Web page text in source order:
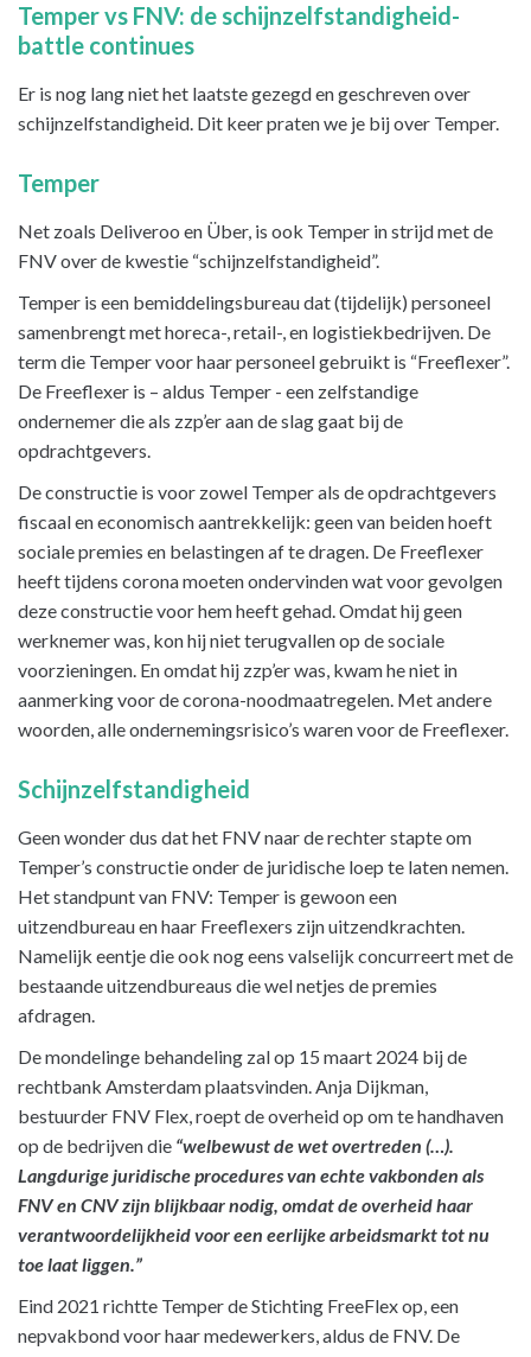
Temper vs FNV: de schijnzelfstandigheid-
battle continues
Er is nog lang niet het laatste gezegd en geschreven over
schijnzelfstandigheid. Dit keer praten we je bij over Temper.
Temper
Net zoals Deliveroo en Über, is ook Temper in strijd met de
FNV over de kwestie “schijnzelfstandigheid”.
Temper is een bemiddelingsbureau dat (tijdelijk) personeel
samenbrengt met horeca-, retail-, en logistiekbedrijven. De
term die Temper voor haar personeel gebruikt is “Freeflexer”.
De Freeflexer is – aldus Temper - een zelfstandige
ondernemer die als zzp’er aan de slag gaat bij de
opdrachtgevers.
De constructie is voor zowel Temper als de opdrachtgevers
fiscaal en economisch aantrekkelijk: geen van beiden hoeft
sociale premies en belastingen af te dragen. De Freeflexer
heeft tijdens corona moeten ondervinden wat voor gevolgen
deze constructie voor hem heeft gehad. Omdat hij geen
werknemer was, kon hij niet terugvallen op de sociale
voorzieningen. En omdat hij zzp’er was, kwam he niet in
aanmerking voor de corona-noodmaatregelen. Met andere
woorden, alle ondernemingsrisico’s waren voor de Freeflexer.
Schijnzelfstandigheid
Geen wonder dus dat het FNV naar de rechter stapte om
Temper’s constructie onder de juridische loep te laten nemen.
Het standpunt van FNV: Temper is gewoon een
uitzendbureau en haar Freeflexers zijn uitzendkrachten.
Namelijk eentje die ook nog eens valselijk concurreert met de
bestaande uitzendbureaus die wel netjes de premies
afdragen.
De mondelinge behandeling zal op 15 maart 2024 bij de
rechtbank Amsterdam plaatsvinden. Anja Dijkman,
bestuurder FNV Flex, roept de overheid op om te handhaven
op de bedrijven die “welbewust de wet overtreden (…).
Langdurige juridische procedures van echte vakbonden als
FNV en CNV zijn blijkbaar nodig, omdat de overheid haar
verantwoordelijkheid voor een eerlijke arbeidsmarkt tot nu
toe laat liggen.”
Eind 2021 richtte Temper de Stichting FreeFlex op, een
nepvakbond voor haar medewerkers, aldus de FNV. De